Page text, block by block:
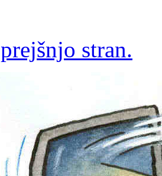
prejšnjo stran.